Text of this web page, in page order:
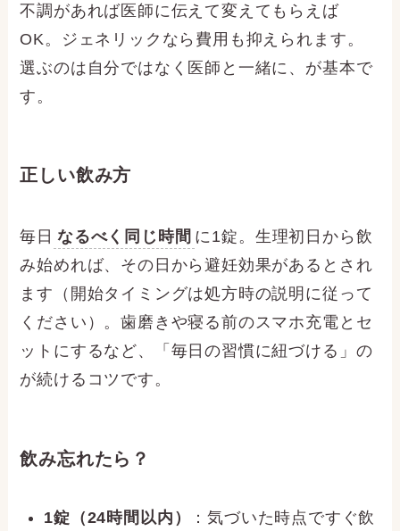
不調があれば医師に伝えて変えてもらえば
OK。ジェネリックなら費用も抑えられます。
選ぶのは自分ではなく医師と一緒に、が基本で
す。
正しい飲み方
毎日 なるべく同じ時間 に1錠。生理初日から飲
み始めれば、その日から避妊効果があるとされ
ます（開始タイミングは処方時の説明に従って
ください）。歯磨きや寝る前のスマホ充電とセ
ットにするなど、「毎日の習慣に紐づける」の
が続けるコツです。
飲み忘れたら？
1錠（24時間以内）
：気づいた時点ですぐ飲